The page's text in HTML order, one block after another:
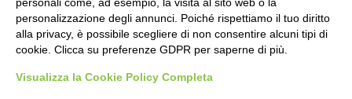
Privacy
Policy di protezione dei minori
Modifica preferenze Cookie
personalizzazione degli annunci. Poiché rispettiamo il tuo diritto
alla privacy, è possibile scegliere di non consentire alcuni tipi di
cookie. Clicca su preferenze GDPR per saperne di più.
Visualizza la Cookie Policy Completa